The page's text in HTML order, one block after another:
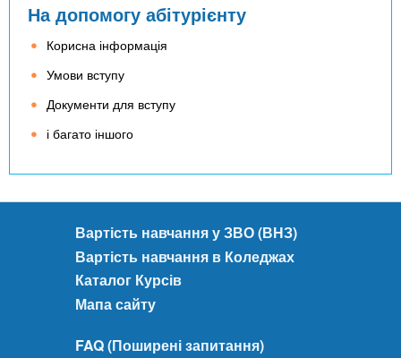
На допомогу абітурієнту
Корисна інформація
Умови вступу
Документи для вступу
і багато іншого
Вартість навчання у ЗВО (ВНЗ)
Вартість навчання в Коледжах
Каталог Курсів
Мапа сайту
FAQ (Поширені запитання)